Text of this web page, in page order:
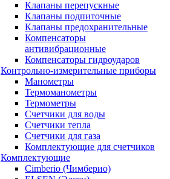
Клапаны перепускные
Клапаны подпиточные
Клапаны предохранительные
Компенсаторы
антивибрационные
Компенсаторы гидроударов
Контрольно-измерительные приборы
Манометры
Термоманометры
Термометры
Счетчики для воды
Счетчики тепла
Счетчики для газа
Комплектующие для счетчиков
Комплектующие
Cimberio (Чимберио)